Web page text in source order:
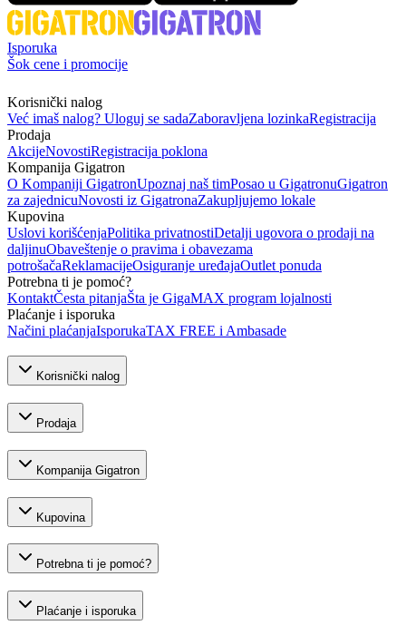
Isporuka
Šok cene i promocije
Korisnički nalog
Već imaš nalog? Uloguj se sadaZaboravljena lozinkaRegistracija
Prodaja
AkcijeNovostiRegistracija poklona
Kompanija Gigatron
O Kompaniji GigatronUpoznaj naš timPosao u GigatronuGigatron
za zajednicuNovosti iz GigatronaZakupljujemo lokale
Kupovina
Uslovi korišćenjaPolitika privatnostiDetalji ugovora o prodaji na
daljinuObaveštenje o pravima i obavezama
potrošačaReklamacijeOsiguranje uređajaOutlet ponuda
Potrebna ti je pomoć?
KontaktČesta pitanjaŠta je GigaMAX program lojalnosti
Plaćanje i isporuka
Načini plaćanjaIsporukaTAX FREE i Ambasade
Korisnički nalog
Prodaja
Kompanija Gigatron
Kupovina
Potrebna ti je pomoć?
Plaćanje i isporuka